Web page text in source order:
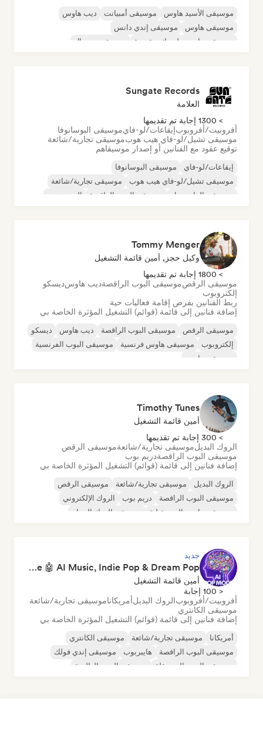
موسيقى الأسيد هاوس موسيقى أمبيانت
ديب هاوس
موسيقى هاوس
موسيقى إندي دانس
موسيقى هاوس ملوديك وتقدمية
موسيقى مينيمال
Sungate Records
العلامة
> 1300 إجابة تم تقديمها
أفروبيت/أفروبوبإيقاعات/لو-فايموسيقى البوسانوفا
موسيقى تشيل/لو-فاي هيب هوبموسيقى تجارية/شائعة
توقيع عقود مع الفنانين أو إصدار موسيقاهم
إيقاعات/لو-فاي
موسيقى البوسانوفا
موسيقى تشيل/لو-فاي هيب هوب
موسيقى تجارية/شائعة
موسيقى الدانسهول
موسيقى البوب الراقصة
الهيب هوب
Tommy Menger
وكيل حجز, أمين قائمة التشغيل
> 1800 إجابة تم تقديمها
موسيقى الرقصموسيقى البوب الراقصةديب هاوسديسكو
إلكتروبوب
ربط الفنانين بفرص إقامة فعاليات حية
إضافة فنانين إلى قائمة (قوائم) التشغيل المؤثرة الخاصة بي
موسيقى الرقص موسيقى البوب الراقصة ديب هاوس
ديسكو
إلكتروبوب
موسيقى هاوس فرنسية
موسيقى البوب الفرنسية
موسيقى هاوس
Timothy Tunes
أمين قائمة التشغيل
> 300 إجابة تم تقديمها
الروك البديلموسيقى تجارية/شائعةموسيقى الرقص
موسيقى البوب الراقصةدريم بوب
إضافة فنانين إلى قائمة (قوائم) التشغيل المؤثرة الخاصة بي
الروك البديل موسيقى تجارية/شائعة
موسيقى الرقص
موسيقى البوب الراقصة
دريم بوب
الروك الإلكتروني
موسيقى هاوس المستقبلية
موسيقى الروك الجراج
جديد
Pop Machine Mode 🤖 AI Music, Indie Pop & Dream Pop
أمين قائمة التشغيل
< 100 إجابة
أفروبيت/أفروبوبالروك البديلأمريكاناموسيقى تجارية/شائعة
موسيقى الكانتري
إضافة فنانين إلى قائمة (قوائم) التشغيل المؤثرة الخاصة بي
أمريكانا موسيقى تجارية/شائعة
موسيقى الكانتري
موسيقى البوب الراقصة
هايبربوب
موسيقى إندي فولك
موسيقى البوب المستقلة
موسيقى البوب العالمية